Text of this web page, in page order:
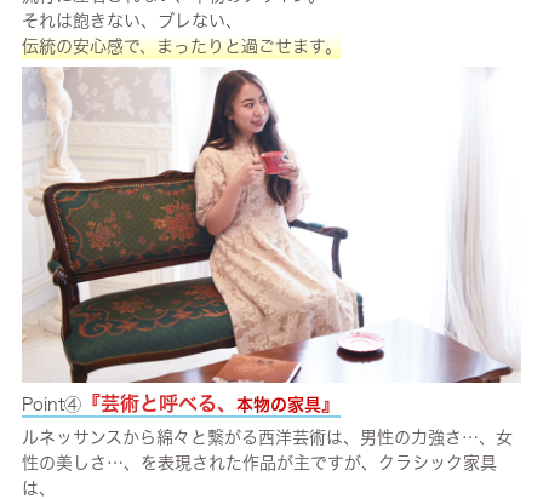
それは飽きない、ブレない、
伝統の安心感で、まったりと過ごせます。
Point④『芸術と呼べる、 本物の家具』
ルネッサンスから綿々と繋がる西洋芸術は、男性の力強さ…、女
性の美しさ…、を表現された作品が主ですが、クラシック家具
は、